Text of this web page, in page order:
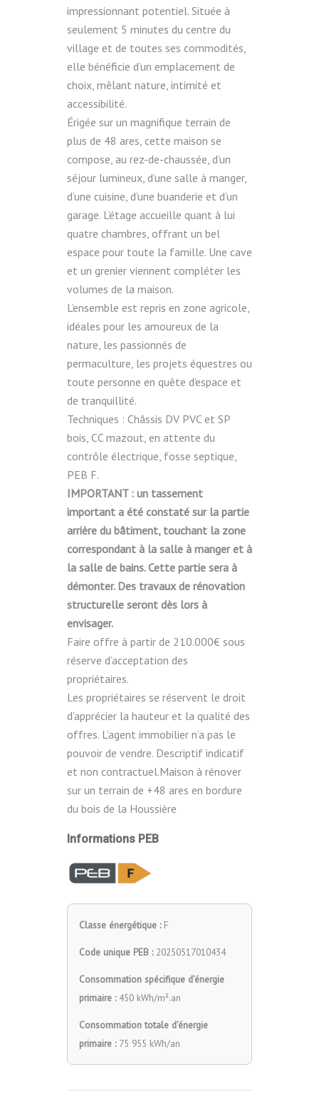
impressionnant potentiel. Située à
seulement 5 minutes du centre du
village et de toutes ses commodités,
elle bénéficie d’un emplacement de
choix, mêlant nature, intimité et
accessibilité.
Érigée sur un magnifique terrain de
plus de 48 ares, cette maison se
compose, au rez-de-chaussée, d’un
séjour lumineux, d’une salle à manger,
d’une cuisine, d’une buanderie et d’un
garage. L’étage accueille quant à lui
quatre chambres, offrant un bel
espace pour toute la famille. Une cave
et un grenier viennent compléter les
volumes de la maison.
L’ensemble est repris en zone agricole,
idéales pour les amoureux de la
nature, les passionnés de
permaculture, les projets équestres ou
toute personne en quête d’espace et
de tranquillité.
Techniques : Châssis DV PVC et SP
bois, CC mazout, en attente du
contrôle électrique, fosse septique,
PEB F.
IMPORTANT : un tassement
important a été constaté sur la partie
arrière du bâtiment, touchant la zone
correspondant à la salle à manger et à
la salle de bains. Cette partie sera à
démonter. Des travaux de rénovation
structurelle seront dès lors à
envisager.
Faire offre à partir de 210.000€ sous
réserve d’acceptation des
propriétaires.
Les propriétaires se réservent le droit
d’apprécier la hauteur et la qualité des
offres. L’agent immobilier n’a pas le
pouvoir de vendre. Descriptif indicatif
et non contractuel.Maison à rénover
sur un terrain de +48 ares en bordure
du bois de la Houssière
Informations PEB
Classe énergétique :F
Code unique PEB :20250517010434
Consommation spécifique d’énergie
primaire :450 kWh/m².an
Consommation totale d’énergie
primaire :75 955 kWh/an